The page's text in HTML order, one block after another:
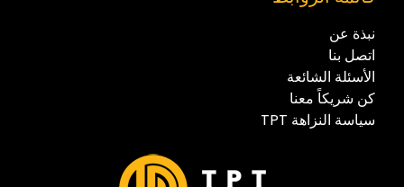
نبذة عن
اتصل بنا
الأسئلة الشائعة
كن شريكاً معنا
سياسة النزاهة TPT